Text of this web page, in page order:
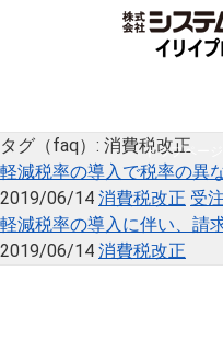
トップページ
タグ（faq）: 消費税改正
軽減税率の導入で税率の異
2019/06/14 消費税改正 受
軽減税率の導入に伴い、請
2019/06/14 消費税改正